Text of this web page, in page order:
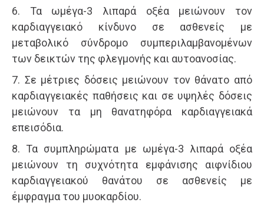
6. Τα ωμέγα-3 λιπαρά οξέα μειώνουν τον
καρδιαγγειακό κίνδυνο σε ασθενείς με
μεταβολικό σύνδρομο συμπεριλαμβανομένων
των δεικτών της φλεγμονής και αυτοανοσίας.
7. Σε μέτριες δόσεις μειώνουν τον θάνατο από
καρδιαγγειακές παθήσεις και σε υψηλές δόσεις
μειώνουν τα μη θανατηφόρα καρδιαγγειακά
επεισόδια.
8. Τα συμπληρώματα με ωμέγα-3 λιπαρά οξέα
μειώνουν τη συχνότητα εμφάνισης αιφνίδιου
καρδιαγγειακού θανάτου σε ασθενείς με
έμφραγμα του μυοκαρδίου.